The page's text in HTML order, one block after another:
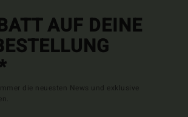
AUF DEINE
die neuesten News und exklusive